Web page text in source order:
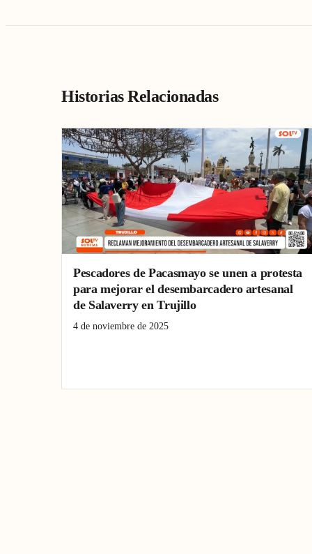
Historias Relacionadas
Pescadores de Pacasmayo se unen a protesta
para mejorar el desembarcadero artesanal
de Salaverry en Trujillo
4 de noviembre de 2025